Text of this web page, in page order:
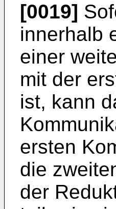
[0019]
innerhalb
einer
mit der
ist, kann
ersten
die
der